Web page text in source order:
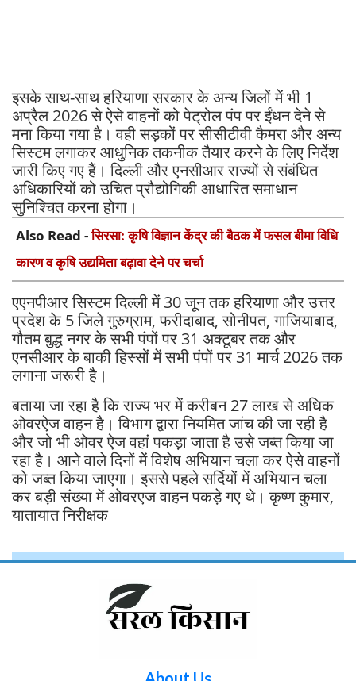
इसके साथ-साथ हरियाणा सरकार के अन्य जिलों में भी 1
अप्रैल 2026 से ऐसे वाहनों को पेट्रोल पंप पर ईंधन देने से
मना किया गया है। वही सड़कों पर सीसीटीवी कैमरा और अन्य
सिस्टम लगाकर आधुनिक तकनीक तैयार करने के लिए निर्देश
जारी किए गए हैं। दिल्ली और एनसीआर राज्यों से संबंधित
अधिकारियों को उचित प्रौद्योगिकी आधारित समाधान
सुनिश्चित करना होगा।
Also Read -सिरसा: कृषि विज्ञान केंद्र की बैठक में फसल बीमा विधि
कारण व कृषि उद्यमिता बढ़ावा देने पर चर्चा
एएनपीआर सिस्टम दिल्ली में 30 जून तक हरियाणा और उत्तर
प्रदेश के 5 जिले गुरुग्राम, फरीदाबाद, सोनीपत, गाजियाबाद,
गौतम बुद्ध नगर के सभी पंपों पर 31 अक्टूबर तक और
एनसीआर के बाकी हिस्सों में सभी पंपों पर 31 मार्च 2026 तक
लगाना जरूरी है।
बताया जा रहा है कि राज्य भर में करीबन 27 लाख से अधिक
ओवरऐज वाहन है। विभाग द्वारा नियमित जांच की जा रही है
और जो भी ओवर ऐज वहां पकड़ा जाता है उसे जब्त किया जा
रहा है। आने वाले दिनों में विशेष अभियान चला कर ऐसे वाहनों
को जब्त किया जाएगा। इससे पहले सर्दियों में अभियान चला
कर बड़ी संख्या में ओवरएज वाहन पकड़े गए थे। कृष्ण कुमार,
यातायात निरीक्षक